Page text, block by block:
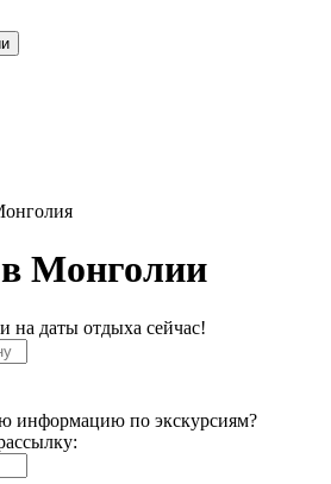
Монголии
на даты отдыха сейчас!
информацию по экскурсиям?